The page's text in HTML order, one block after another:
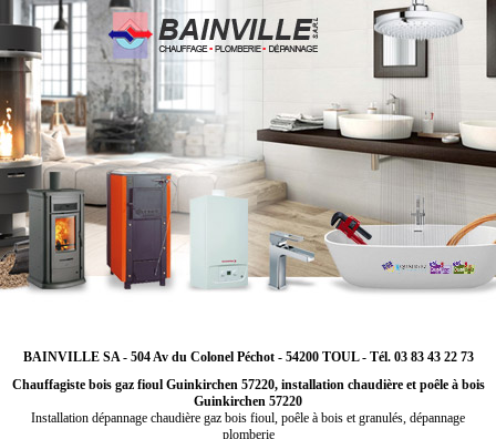
BAINVILLE SA - 504 Av du Colonel Péchot - 54200 TOUL - Tél. 03 83 43 22 73
Chauffagiste bois gaz fioul Guinkirchen 57220, installation chaudière et poêle à bois
Guinkirchen 57220
Installation dépannage chaudière gaz bois fioul, poêle à bois et granulés, dépannage
plomberie